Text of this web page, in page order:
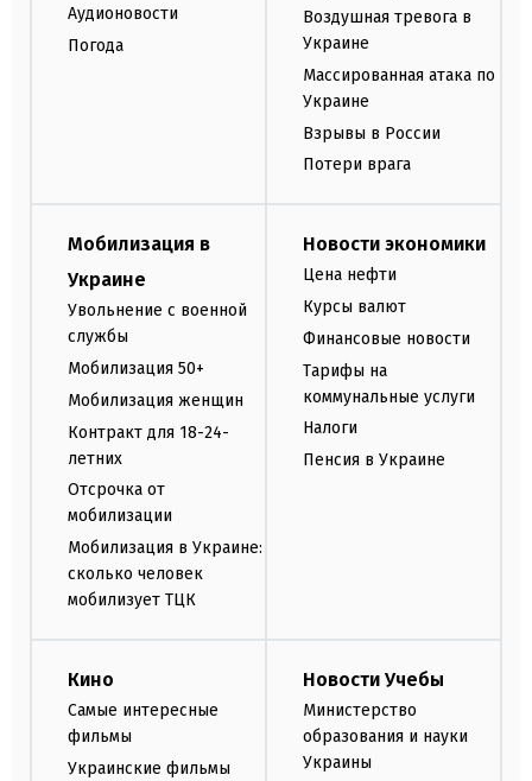
Аудионовости
Погода
Воздушная тревога в
Украине
Массированная атака по
Украине
Взрывы в России
Потери врага
Мобилизация в
Украине
Увольнение с военной
службы
Мобилизация 50+
Мобилизация женщин
Контракт для 18-24-
летних
Отсрочка от
мобилизации
Мобилизация в Украине:
сколько человек
мобилизует ТЦК
Новости экономики
Цена нефти
Курсы валют
Финансовые новости
Тарифы на
коммунальные услуги
Налоги
Пенсия в Украине
Кино
Самые интересные
фильмы
Украинские фильмы
Новости Учебы
Министерство
образования и науки
Украины